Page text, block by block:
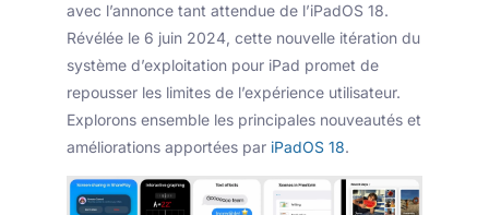
avec l’annonce tant attendue de l’iPadOS 18.
Révélée le 6 juin 2024, cette nouvelle itération du
système d’exploitation pour iPad promet de
repousser les limites de l’expérience utilisateur.
Explorons ensemble les principales nouveautés et
améliorations apportées par iPadOS 18.